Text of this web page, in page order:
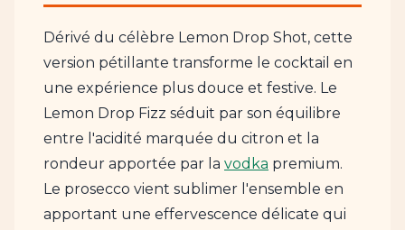
Dérivé du célèbre Lemon Drop Shot, cette
version pétillante transforme le cocktail en
une expérience plus douce et festive. Le
Lemon Drop Fizz séduit par son équilibre
entre l'acidité marquée du citron et la
rondeur apportée par la vodka premium.
Le prosecco vient sublimer l'ensemble en
apportant une effervescence délicate qui